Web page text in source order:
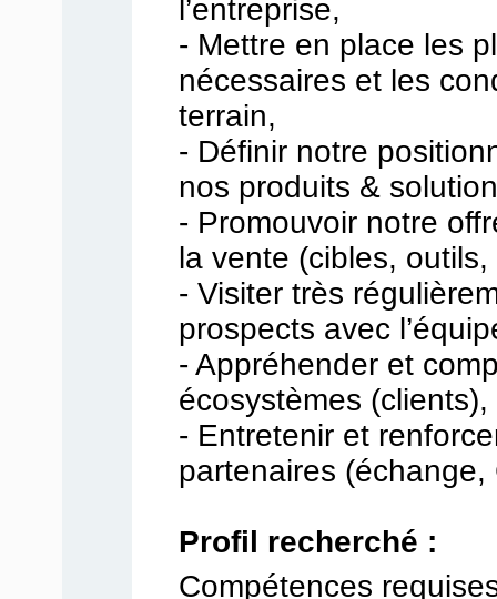
l’entreprise,
- Mettre en place les
nécessaires et les
terrain,
- Définir notre
nos produits &
- Promouvoir notre
la vente (cibles,
- Visiter très
prospects avec
- Appréhender et
écosystèmes (clients),
- Entretenir et
partenaires
Profil recherché :
Compétences